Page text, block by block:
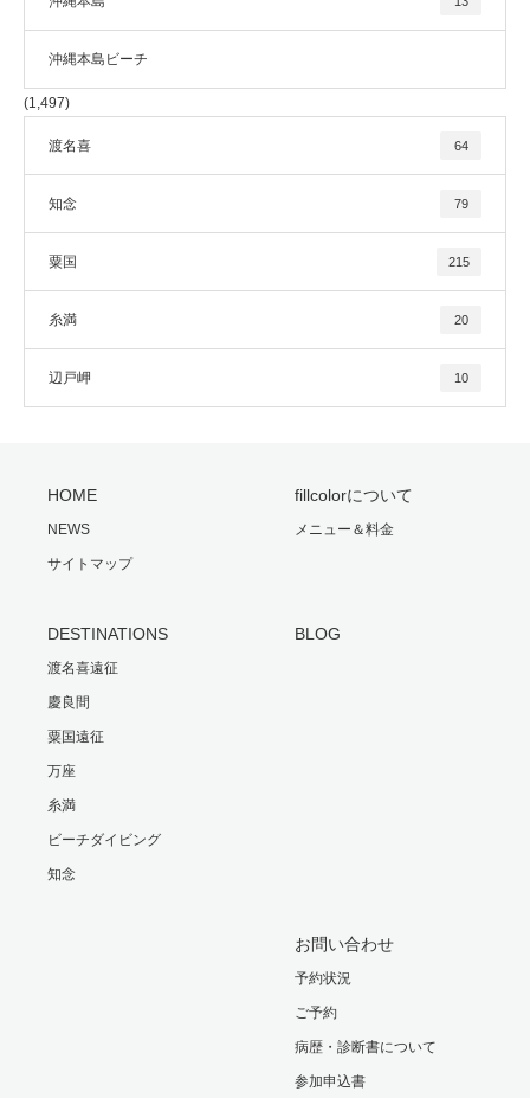
沖縄本島ビーチ
(1,497)
渡名喜 64
知念 79
粟国 215
糸満 20
辺戸岬 10
HOME
NEWS
サイトマップ
fillcolorについて
メニュー＆料金
DESTINATIONS
渡名喜遠征
慶良間
粟国遠征
万座
糸満
ビーチダイビング
知念
BLOG
お問い合わせ
予約状況
ご予約
病歴・診断書について
参加申込書